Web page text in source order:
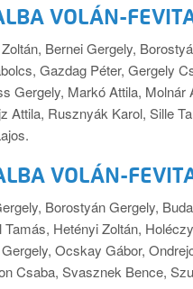
VOLÁN-
Bernei Gergely,
Gazdag Péter, Gergely
Gergely, Markó Attila,
Attila, Rusznyák Karol, Sille
VOLÁN-
Borostyán Gergely,
Hetényi Zoltán,
Ocskay Gábor,
Csaba, Svasznek Bence,